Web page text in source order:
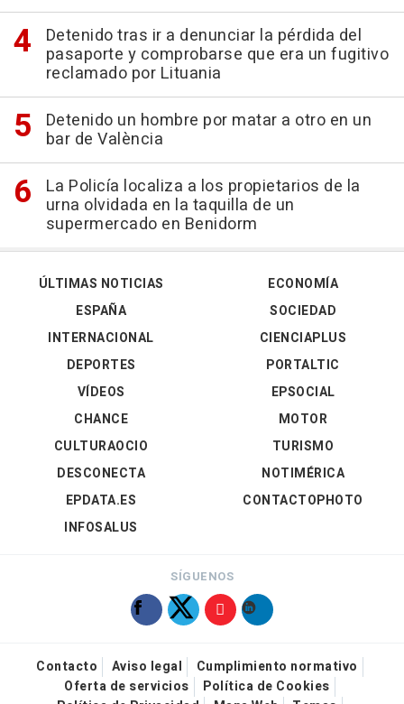
Detenido tras ir a denunciar la pérdida del
pasaporte y comprobarse que era un fugitivo
reclamado por Lituania
Detenido un hombre por matar a otro en un
bar de València
La Policía localiza a los propietarios de la
urna olvidada en la taquilla de un
supermercado en Benidorm
ÚLTIMAS NOTICIAS
ESPAÑA
INTERNACIONAL
DEPORTES
VÍDEOS
ECONOMÍA
SOCIEDAD
CIENCIAPLUS
PORTALTIC
EPSOCIAL
CHANCE
CULTURAOCIO
DESCONECTA
EPDATA.ES
INFOSALUS
MOTOR
TURISMO
NOTIMÉRICA
CONTACTOPHOTO
SÍGUENOS
Contacto Aviso legal
Cumplimiento normativo
Oferta de servicios
Política de Cookies